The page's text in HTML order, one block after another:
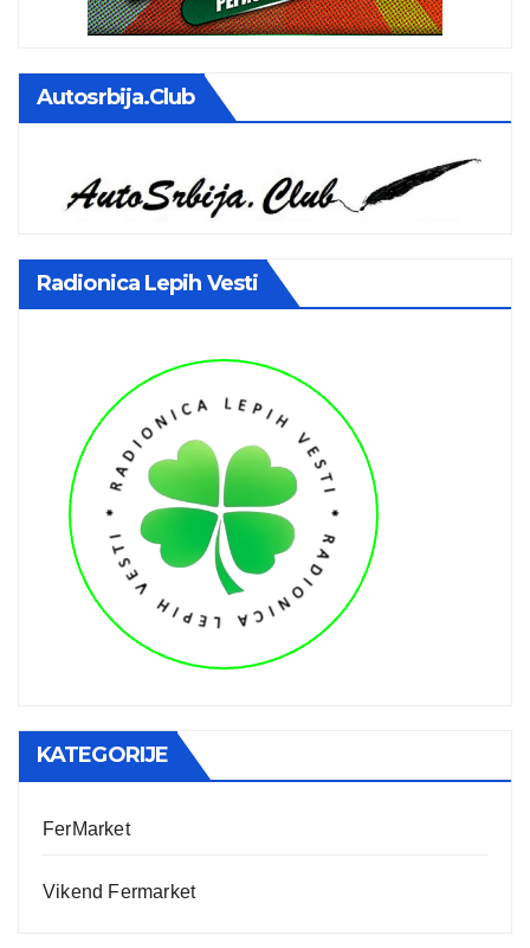
Autosrbija.club
Radionica Lepih Vesti
KATEGORIJE
FerMarket
Vikend Fermarket